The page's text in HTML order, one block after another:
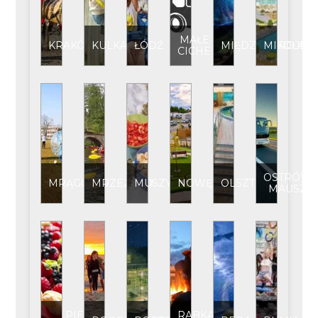
KRAKÓWKULKA ŁÓDŹ
MAŁE
CICHE
MIĘDZYZDROJE
MRĄGOWOMRZEŻYNOMUSZYNANOWĘCINOLSZTYNOSTRÓW
MAUSZ
PIECKI
RABKA-